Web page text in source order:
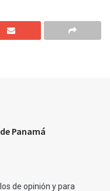
Panamá
de opinión y para